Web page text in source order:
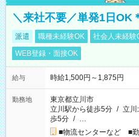
＼来社不要／単発1日OK
派遣 職種未経験OK 社会人未経験
WEB登録・面接OK
給与 時給1,500円～1,875円
勤務地
東京都立川市
立川駅から徒歩5分 / 立川
歩5分 / …
■物流センターなど ■